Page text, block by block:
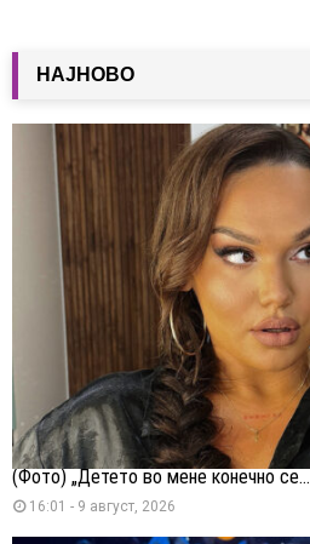
НАЈНОВО
(Фото) „Детето во мене конечно се...
16:01 - 9 август, 2026